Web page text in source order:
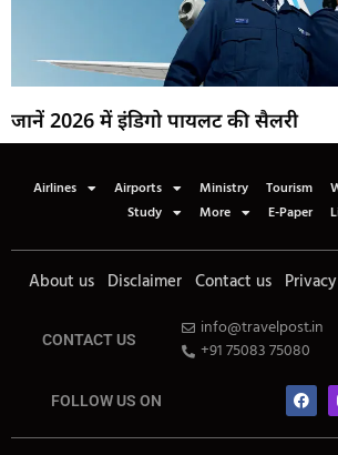
जानें 2026 में इंडिगो पायलट की सैलरी
Airlines Airports Ministry Tourism
Study
More E-Paper
About us Disclaimer Contact us
CONTACT US
info@travelpost.in
+91 75083 75080
FOLLOW US ON